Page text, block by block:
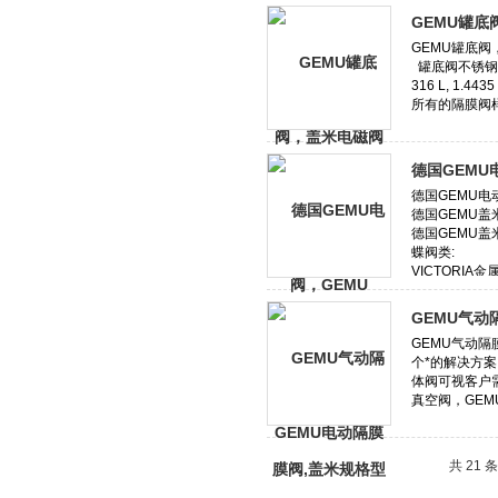
GEMU罐底
德国GEMU
GEMU气动
共 21